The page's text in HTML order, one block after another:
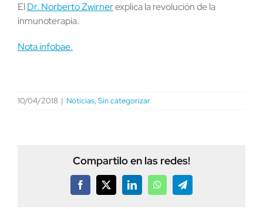
ElDr. Norberto Zwirnerexplica la revolución de la
inmunoterapia.
Nota infobae.
10/04/2018 | Noticias,Sin categorizar
Compartilo en las redes!
Facebook
X LinkedInWhatsAppTelegram